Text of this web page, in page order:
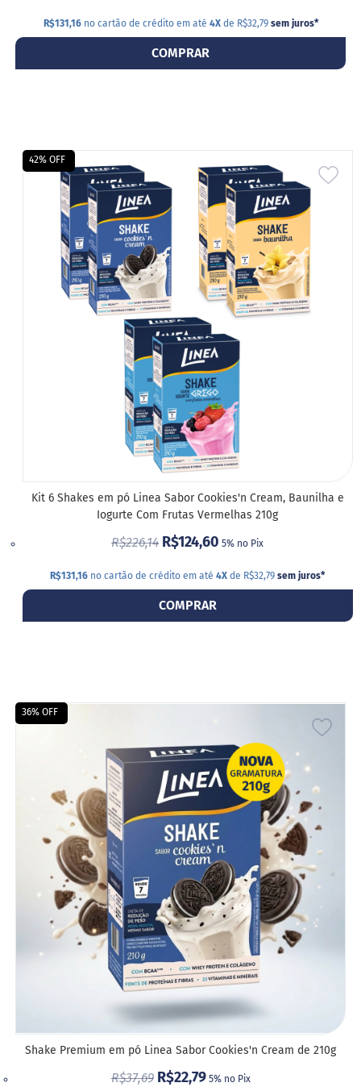
R$131,16no cartão de crédito em até 4Xde R$32,79 sem juros*
COMPRAR
42% OFF
Kit 6 Shakes em pó Linea Sabor Cookies'n Cream, Baunilha e
Iogurte Com Frutas Vermelhas 210g
R$226,14 R$124,60 5% no Pix
R$131,16 no cartão de crédito em até4X de R$32,79 sem juros*
COMPRAR
36% OFF
Shake Premium em pó Linea Sabor Cookies'n Cream de 210g
R$37,69 R$22,79 5% no Pix